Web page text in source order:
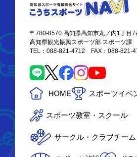
〒780-8570 高知県高知市丸ノ内1丁目7
高知県観光振興スポーツ部 スポーツ課
TEL：088-821-4712 FAX：088-821-
HOME スポーツイベ
スポーツ教室・スクール
サークル・クラブチーム